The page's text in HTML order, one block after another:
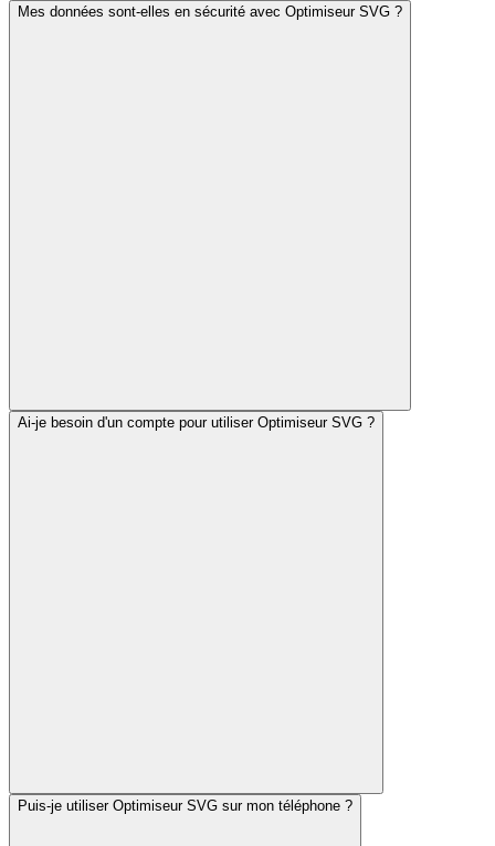
Mes données sont-elles en sécurité avec Optimiseur SVG ?
Ai-je besoin d'un compte pour utiliser Optimiseur SVG ?
Puis-je utiliser Optimiseur SVG sur mon téléphone ?